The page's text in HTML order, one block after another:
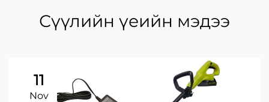
Сүүлийн үеийн мэдээ
11
Nov